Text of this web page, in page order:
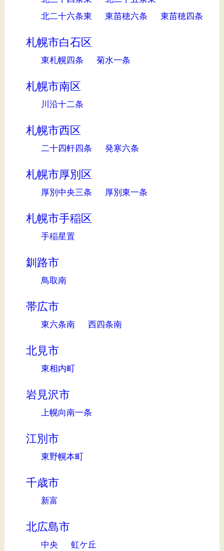
北二十六条東
東苗穂六条 東苗穂四条
札幌市白石区
東札幌四条 菊水一条
札幌市南区
川沿十二条
札幌市西区
二十四軒四条 発寒六条
札幌市厚別区
厚別中央三条 厚別東一条
札幌市手稲区
手稲星置
釧路市
鳥取南
帯広市
東六条南 西四条南
北見市
東相内町
岩見沢市
上幌向南一条
江別市
東野幌本町
千歳市
新富
北広島市
中央 虹ケ丘